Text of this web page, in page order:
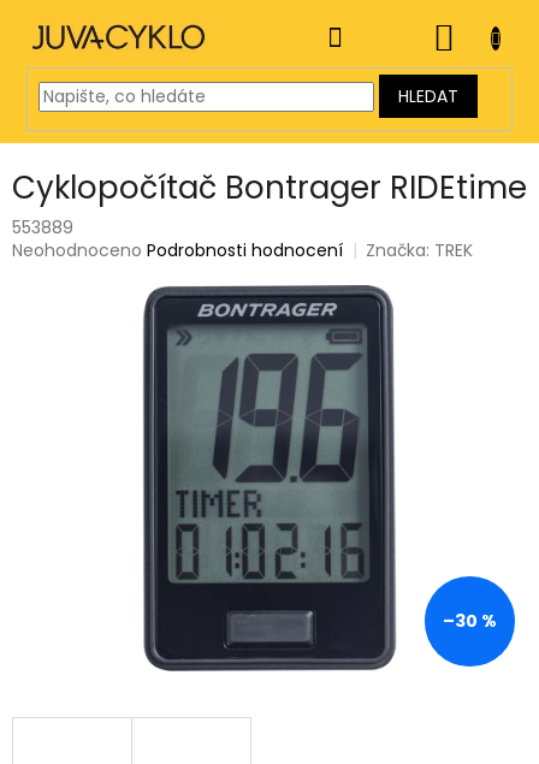
obsah
HLEDAT
KOŠÍK
Cyklopočítač Bontrager RIDEtime
553889
Průměrné
Neohodnoceno Podrobnosti hodnocení Značka: TREK
–30 %